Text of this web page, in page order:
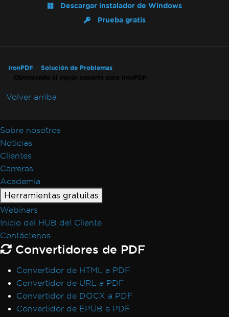
RenderingOptions
Discrepancias de fuentes: Windows vs Linux
Validación de licencia de ASP.NET Web
Conexión de Docker de IronPdfEngine falla
Transparencia y color en PDF a imagen
Renderizado IronPdf.UpdatedChrome
Marcadores a través de
ExtractTextFromPage
Uso de memoria de CEF/Chromium
Desalineación de encabezado y contenido
Fuentes de Adobe como Tipo 3
Salida de Docker de IronPdfEngine
Fuentes personalizadas en campos de
Descargar instalador de Windows
Prueba gratis
IronPDF
Solución de Problemas
Obteniendo el mejor soporte para IronPDF
Volver arriba
Sobre nosotros
Noticias
Clientes
Carreras
Academia
Herramientas gratuitas
Webinars
Inicio del HUB del Cliente
Contáctenos
Convertidores de PDF
Convertidor de HTML a PDF
Convertidor de URL a PDF
Convertidor de DOCX a PDF
Convertidor de EPUB a PDF